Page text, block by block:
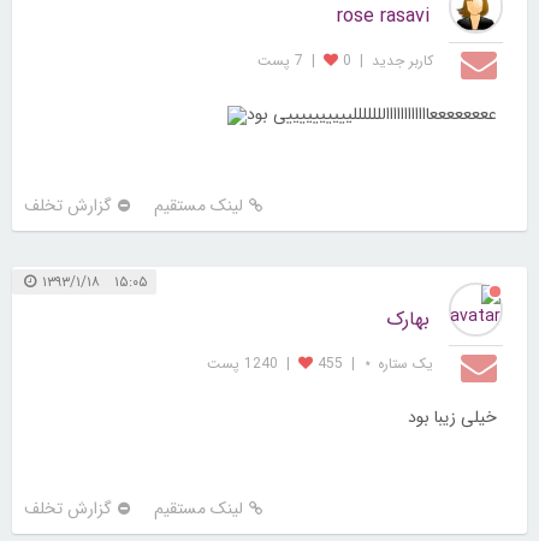
rose rasavi
کاربر جديد |
0
| 7 پست
ععععععععاااااااااااالللللللییییییییییی بود
لینک مستقیم گزارش تخلف
۱۵:۰۵ ۱۳۹۳/۱/۱۸
بهارک
یک ستاره ⋆ |
455
| 1240 پست
خیلی زیبا بود
لینک مستقیم گزارش تخلف